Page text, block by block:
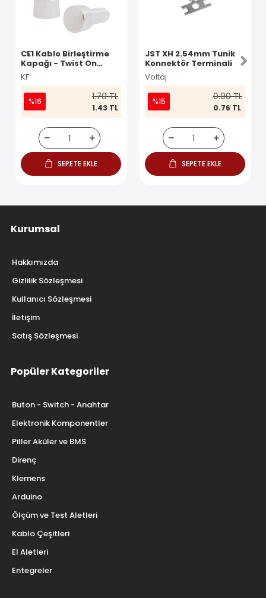
CE1 Kablo Birleştirme
Kapağı - Twist On
Konnektör
KF
%16 1.70 TL
1.43 TL
SEPETE EKLE
JST XH 2.54mm Tunik
Konnektör Terminali
Voltaj
%15 0.90 TL
0.76 TL
SEPETE EKLE
Kurumsal
Hakkımızda
Gizlilik Sözleşmesi
Kullanıcı Sözleşmesi
İletişim
Satış Sözleşmesi
Popüler Kategoriler
Buton - Switch - Anahtar
Elektronik Komponentler
Piller Aküler ve BMS
Direnç
Klemens
Arduino
Ölçüm ve Test Aletleri
Kablo Çeşitleri
El Aletleri
Entegreler